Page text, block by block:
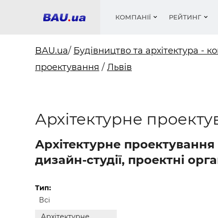
КОМПАНІЇ
Фарби,
РЕЙТИНГ
Медіа
Фарби,
BAU.ua/ Будівництво та архітектура -
проектування / Львів
Архітектурне
Архітектурне проектування
дизайн-студії, проектні
Тип:
Всі